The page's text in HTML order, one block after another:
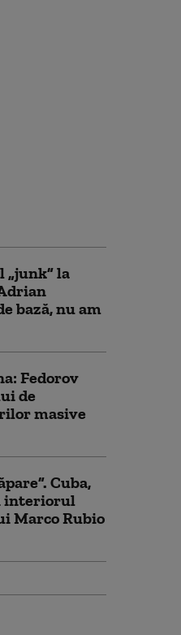
„junk” la
bază, nu am
Fedorov
de
masive
Cuba,
interiorul
Marco Rubio